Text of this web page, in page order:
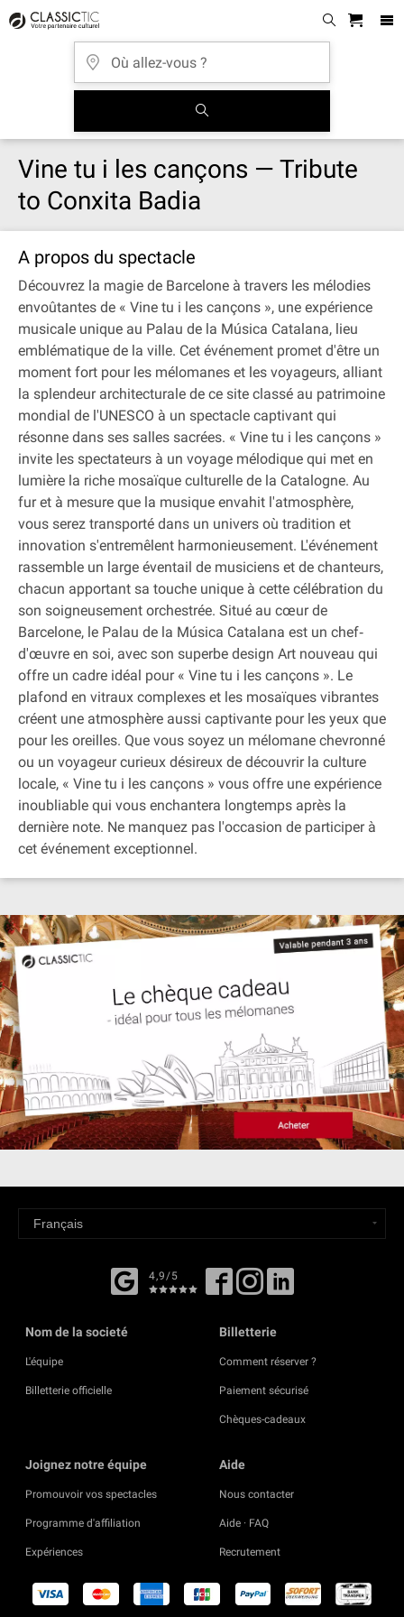
Vine tu i les cançons — Tribute
to Conxita Badia
A propos du spectacle
Découvrez la magie de Barcelone à travers les mélodies
envoûtantes de « Vine tu i les cançons », une expérience
musicale unique au Palau de la Música Catalana, lieu
emblématique de la ville. Cet événement promet d'être un
moment fort pour les mélomanes et les voyageurs, alliant
la splendeur architecturale de ce site classé au patrimoine
mondial de l'UNESCO à un spectacle captivant qui
résonne dans ses salles sacrées. « Vine tu i les cançons »
invite les spectateurs à un voyage mélodique qui met en
lumière la riche mosaïque culturelle de la Catalogne. Au
fur et à mesure que la musique envahit l'atmosphère,
vous serez transporté dans un univers où tradition et
innovation s'entremêlent harmonieusement. L'événement
rassemble un large éventail de musiciens et de chanteurs,
chacun apportant sa touche unique à cette célébration du
son soigneusement orchestrée. Situé au cœur de
Barcelone, le Palau de la Música Catalana est un chef‐
d'œuvre en soi, avec son superbe design Art nouveau qui
offre un cadre idéal pour « Vine tu i les cançons ». Le
plafond en vitraux complexes et les mosaïques vibrantes
créent une atmosphère aussi captivante pour les yeux que
pour les oreilles. Que vous soyez un mélomane chevronné
ou un voyageur curieux désireux de découvrir la culture
locale, « Vine tu i les cançons » vous offre une expérience
inoubliable qui vous enchantera longtemps après la
dernière note. Ne manquez pas l'occasion de participer à
cet événement exceptionnel.
4,9/5
Nom de la societé
L'équipe
Billetterie officielle
Billetterie
Comment réserver ?
Paiement sécurisé
Chèques-cadeaux
Joignez notre équipe
Promouvoir vos spectacles
Programme d'affiliation
Expériences
Aide
Nous contacter
Aide · FAQ
Recrutement